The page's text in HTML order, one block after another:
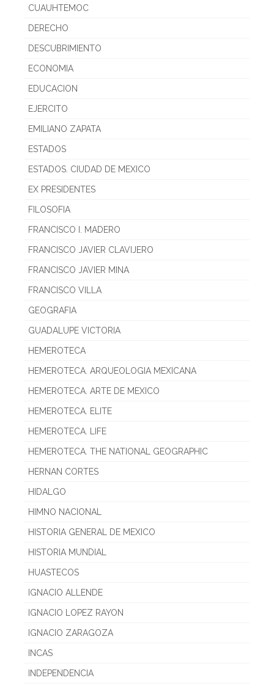
CUAUHTEMOC
DERECHO
DESCUBRIMIENTO
ECONOMIA
EDUCACION
EJERCITO
EMILIANO ZAPATA
ESTADOS
ESTADOS. CIUDAD DE MEXICO
EX PRESIDENTES
FILOSOFIA
FRANCISCO I. MADERO
FRANCISCO JAVIER CLAVIJERO
FRANCISCO JAVIER MINA
FRANCISCO VILLA
GEOGRAFIA
GUADALUPE VICTORIA
HEMEROTECA
HEMEROTECA. ARQUEOLOGIA MEXICANA
HEMEROTECA. ARTE DE MEXICO
HEMEROTECA. ELITE
HEMEROTECA. LIFE
HEMEROTECA. THE NATIONAL GEOGRAPHIC
HERNAN CORTES
HIDALGO
HIMNO NACIONAL
HISTORIA GENERAL DE MEXICO
HISTORIA MUNDIAL
HUASTECOS
IGNACIO ALLENDE
IGNACIO LOPEZ RAYON
IGNACIO ZARAGOZA
INCAS
INDEPENDENCIA